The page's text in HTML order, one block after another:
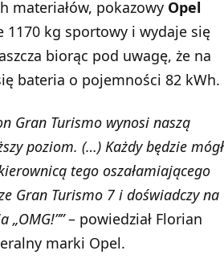
materiałów, pokazowy Opel
1170 kg sportowy i wydaje się
biorąc pod uwagę, że na
bateria o pojemności 82 kWh.
Gran Turismo wynosi naszą
poziom. (…) Każdy będzie mógł
tego oszałamiającego
Gran Turismo 7 i doświadczy na
„OMG!””– powiedział Florian
marki Opel.